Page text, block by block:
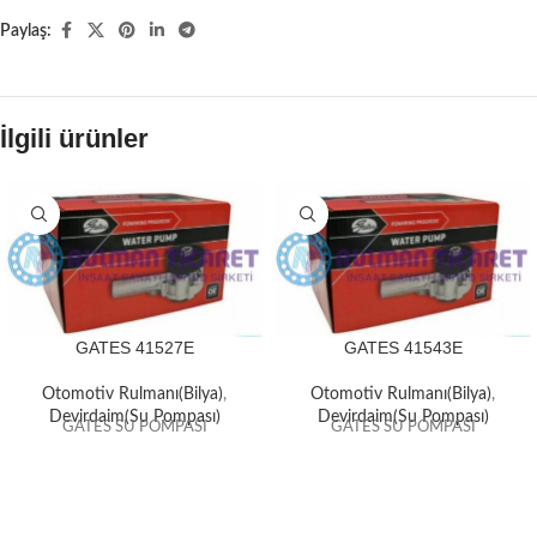
Paylaş:
İlgili ürünler
GATES 41527E
Otomotiv Rulmanı(Bilya),
Devirdaim(Su Pompası)
GATES SU POMPASI
GATES 41543E
Otomotiv Rulmanı(Bilya),
Devirdaim(Su Pompası)
GATES SU POMPASI